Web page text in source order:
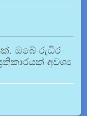
ඔබේ රුධිර
අවශ්‍ය